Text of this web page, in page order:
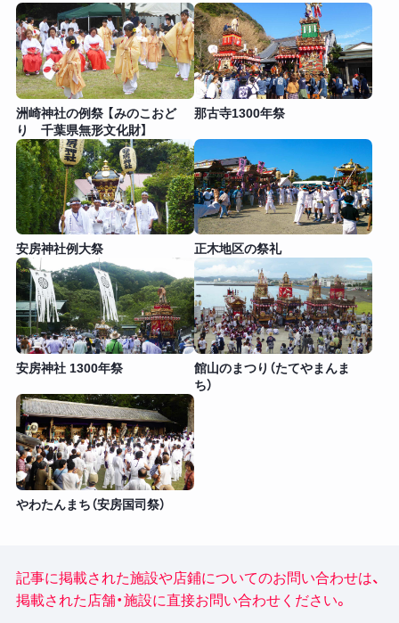
洲崎神社の例祭 【みのこおど
り 千葉県無形文化財】
那古寺1300年祭
安房神社例大祭 正木地区の祭礼
安房神社 1300年祭
館山のまつり（たてやまんま
ち）
やわたんまち（安房国司祭）
記事に掲載された施設や店鋪についてのお問い合わせは、
掲載された店舗・施設に直接お問い合わせください。